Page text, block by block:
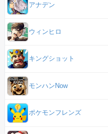
アナデン
ウィンヒロ
キングショット
モンハンNow
ポケモンフレンズ